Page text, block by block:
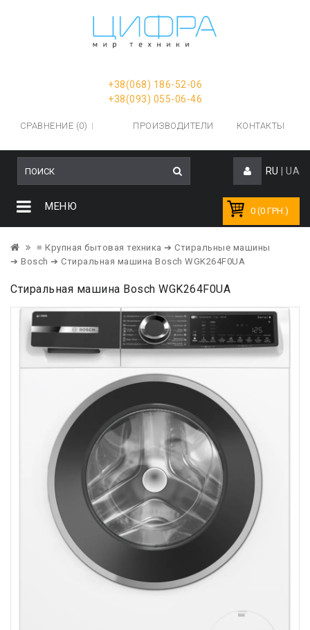
+38(068) 186-52-06
+38(093) 055-06-46
СРАВНЕНИЕ (0) ПРОИЗВОДИТЕЛИ КОНТАКТЫ
RU UA
0 (0 ГРН.)
МЕНЮ
≡ Крупная бытовая техника ➔ Стиральные машины
➔ Bosch ➔ Стиральная машина Bosch WGK264F0UA
Стиральная машина Bosch WGK264F0UA